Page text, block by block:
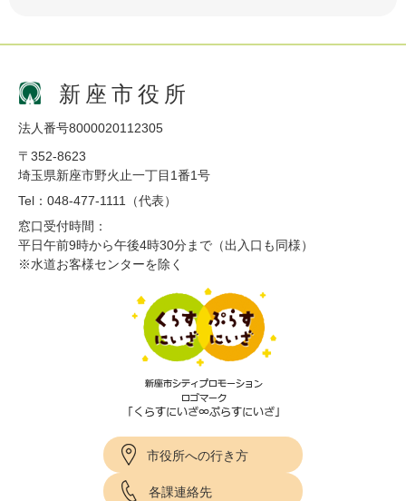
新座市役所
法人番号8000020112305
〒352-8623
埼玉県新座市野火止一丁目1番1号
Tel：048-477-1111（代表）
窓口受付時間：
平日午前9時から午後4時30分まで（出入口も同様）
※水道お客様センターを除く
市役所への行き方
各課連絡先